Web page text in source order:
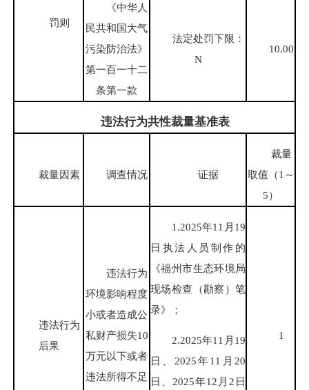
罚则
《中华人
民共和国大气
污染防治法》
第一百一十二
条第一款
法定处罚下限：
N
10.00
违法行为共性裁量基准表
裁量因素 调查情况 证据
裁量
取值（1～
5）
违法行为
后果
违法行为
环境影响程度
小或者造成公
私财产损失10
万元以下或者
违法所得不足
1.2025年11月19
日执法人员制作的
《福州市生态环境局
现场检查（勘察）笔
录》；
2.2025年11月19
日、2025年11月20
日、2025年12月2日
1